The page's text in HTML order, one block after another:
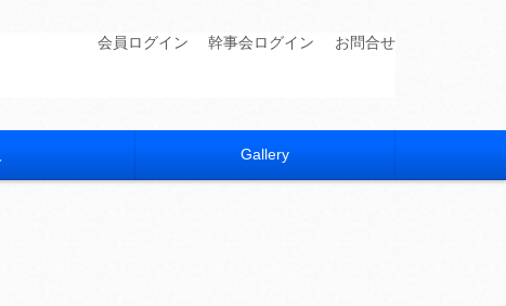
会員ログイン 幹事会ログイン お問合せ
Gallery